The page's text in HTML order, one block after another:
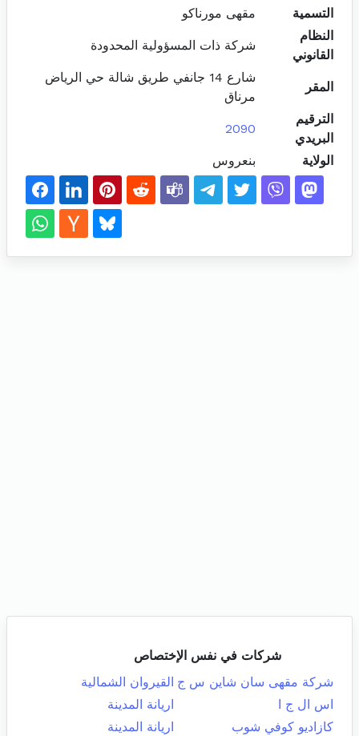
التسمية
مقهى مورناكو
النظام
القانوني
شركة ذات المسؤولية المحدودة
المقر
شارع 14 جانفي طريق شالة حي الرياض
مرناق
الترقيم
البريدي
2090
الولاية بنعروس
شركات في نفس الإختصاص
شركة مقهى سان شاين س ج القيروان الشمالية
اس ال ج ا
اريانة المدينة
كازاديو كوفي شوب
اريانة المدينة